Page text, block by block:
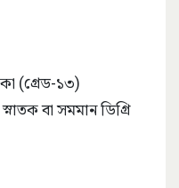
(গ্রেড-১৩)
বা সমমান ডিগ্রি